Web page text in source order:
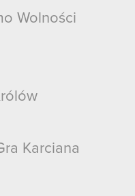
Wolności
Karciana